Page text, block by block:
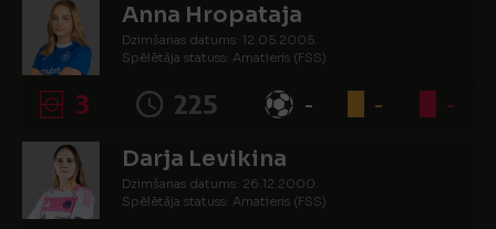
Anna Hropataja
Dzimšanas datums: 12.05.2005.
Spēlētāja statuss: Amatieris (FSS)
3 225 - - -
Darja Levikina
Dzimšanas datums: 26.12.2000.
Spēlētāja statuss: Amatieris (FSS)